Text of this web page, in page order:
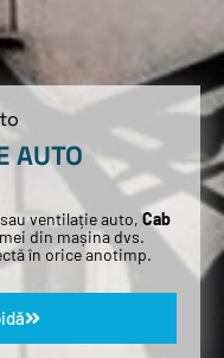
AUTO
ventilație auto, Cab
din mașina dvs.
în orice anotimp.